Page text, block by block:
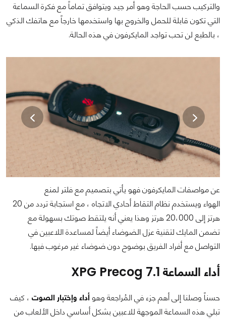
والتركيب حسب الحاجة وهو أمر جيد ويتوافق تماماً مع فكرة السماعة
التي تكون قابلة للحمل والخروج بها واستخدمها خارجاً مع هاتفك الذكي
، بالطبع لن تحب تواجد المايكرفون في هذه الحالة.
عن مواصفات المايكرفون فهو يأتي بتصميم مع فلتر لمنع
الهواء ويستخدم نظام التقاط أحادي الاتجاه ، مع استجابة تردد من 20
هرتز إلى 20،000 هرتز وهذا يعني أنه يلتقط صوتك بسهولة مع
تضمن المايك لتقنية عزل الضوضاء أيضاً لمساعدة اللاعبين في
التواصل مع أفراد الفريق بوضوح دون ضوضاء غير مرغوب فيها.
أداء السماعة XPG Precog 7.1
حسناً وصلنا إلى أهم جزء في المُراجعة وهوأداء وإختبار الصوت ، كيف
تبلي هذه السماعة الموجهة للاعبين بشكل أساسي داخل الألعاب من